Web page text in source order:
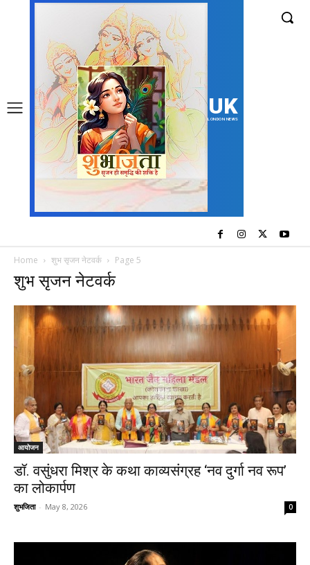
UK
LONDON NEWS
Home शुभ सृजन नेटवर्क Page 5
शुभ सृजन नेटवर्क
आयोजन
डॉ. वसुंधरा मिश्र के कथा काव्यसंग्रह ‘नव दुर्गा नव रूप’
का लोकार्पण
शुभजिता - May 8, 2026 0